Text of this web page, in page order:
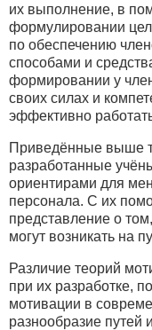
их выполнение, в
формулировании
по обеспечению
способами и
формировании у
своих силах и
эффективно
Приведённые выше
разработанные
ориентирами для
персонала. С их
представление о
могут возникать на
Различие теорий
при их разработке,
мотивации в
разнообразие путей